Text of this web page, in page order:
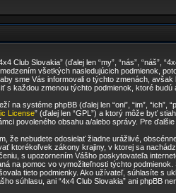
Club Slovakia” (ďalej len “my”, “nás”, “náš”,
všetkých nasledujúcich podmienok,
sme Vás informovali o týchto zmenách,
s každou zmenou týchto podmienok, ktoré budú
na systéme phpBB (ďalej len “oni”, “im”,
License” (ďalej len “GPL”) a ktorý môže byť
povoleného obsahu a/alebo správy. Pre
že nebudete odosielať žiadne urážlivé,
ktorékoľvek zákony krajiny, v ktorej sa
s upozornením Vášho poskytovateľa
na pomoc vo vymožiteľnosti týchto
tieto podmienky. Ako užívateľ, súhlasíte s
súhlasu, ani “4x4 Club Slovakia” ani phpBB